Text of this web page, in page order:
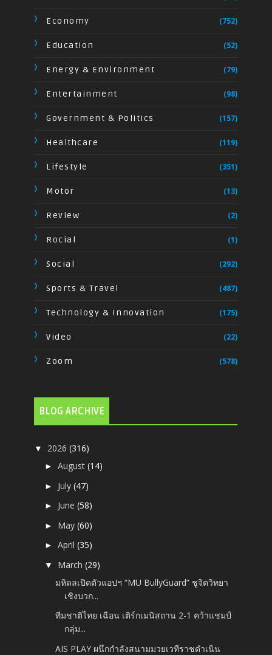
Economy (752)
Education (52)
Energy & Environment (79)
Entertainment (98)
Government & Politics (157)
Healthcare (119)
Lifestyle (351)
Motor (13)
Review (2)
Rocial (1)
Social (292)
Sports & Travel (487)
Technology & Innovation (175)
Video (22)
Zoom (578)
BLOG ARCHIVE
▼ 2026(316)
►August(14)
► July(47)
► June(58)
► May(60)
►April(35)
▼ March(29)
มหิดลเปิดตัวแอปฯ “MU BullyGuard” ชูจิตวิทยา
เชิงบวก...
ทีมชาติไทย เฉือน เติร์กเมนิสถาน 2-1 คว้าแชมป์
กลุ่ม...
AIS PLAY ผนึกกำลังสนามมวยเวทีราชดำเนิน